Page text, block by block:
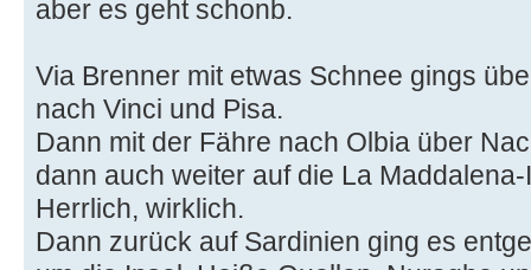
aber es geht schonb.
Via Brenner mit etwas Schnee gings
nach Vinci und Pisa.
Dann mit der Fähre nach Olbia über
dann auch weiter auf die La
Herrlich, wirklich.
Dann zurück auf Sardinien ging es